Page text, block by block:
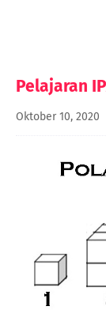
Pelajaran
Oktober 10, 2020